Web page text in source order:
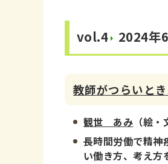
vol.4 2024年
教師がつらいと
観世 あみ （絵
長時間労働で精神
い働き方、考え方